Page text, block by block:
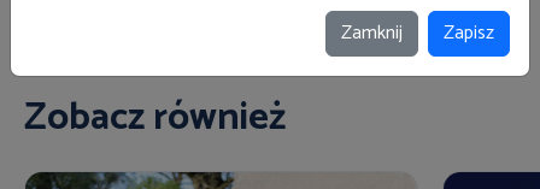
Zobacz również
Zamknij Zapisz